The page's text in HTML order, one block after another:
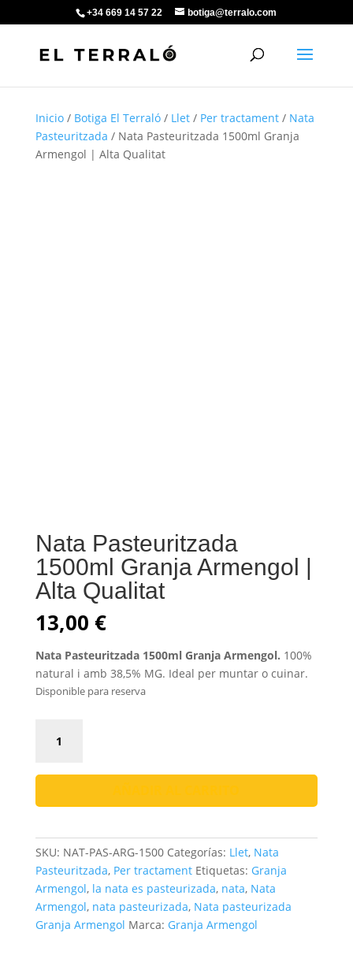
+34 669 14 57 22 botiga@terralo.com
Inicio/ Botiga El Terraló/ Llet/ Per tractament/ Nata
Pasteuritzada / Nata Pasteuritzada 1500ml Granja
Armengol | Alta Qualitat
Nata Pasteuritzada
1500ml Granja Armengol |
Alta Qualitat
13,00 €
Nata Pasteuritzada 1500ml Granja Armengol. 100%
natural i amb 38,5% MG. Ideal per muntar o cuinar.
Disponible para reserva
Pasteuritzada
Granja
Armengol
Alta
Qualitat
cantidad
SKU: NAT-PAS-ARG-1500 Categorías: Llet, Nata
Pasteuritzada, Per tractament Etiquetas: Granja
Armengol, la nata es pasteurizada, nata, Nata
Armengol, nata pasteurizada, Nata pasteurizada
Granja Armengol Marca: Granja Armengol